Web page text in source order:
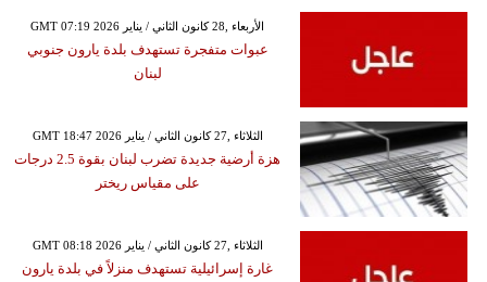
GMT 07:19 2026 الأربعاء ,28 كانون الثاني / يناير
عبوات متفجرة تستهدف بلدة يارون جنوبي
لبنان
GMT 18:47 2026 الثلاثاء ,27 كانون الثاني / يناير
هزة أرضية جديدة تضرب لبنان بقوة 2.5 درجات
على مقياس ريختر
GMT 08:18 2026 الثلاثاء ,27 كانون الثاني / يناير
غارة إسرائيلية تستهدف منزلاً في بلدة يارون